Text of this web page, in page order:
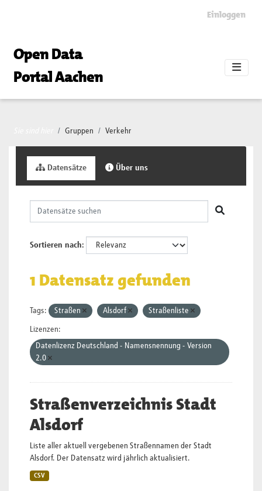
Einloggen
Open Data
Portal Aachen
Gruppen Verkehr
Datensätze Über uns
Sortieren nach
1 Datensatz gefunden
Tags: Straßen Alsdorf Straßenliste
Lizenzen:
Datenlizenz Deutschland - Namensnennung - Version
2.0
Straßenverzeichnis Stadt
Alsdorf
Liste aller aktuell vergebenen Straßennamen der Stadt
Alsdorf. Der Datensatz wird jährlich aktualisiert.
CSV